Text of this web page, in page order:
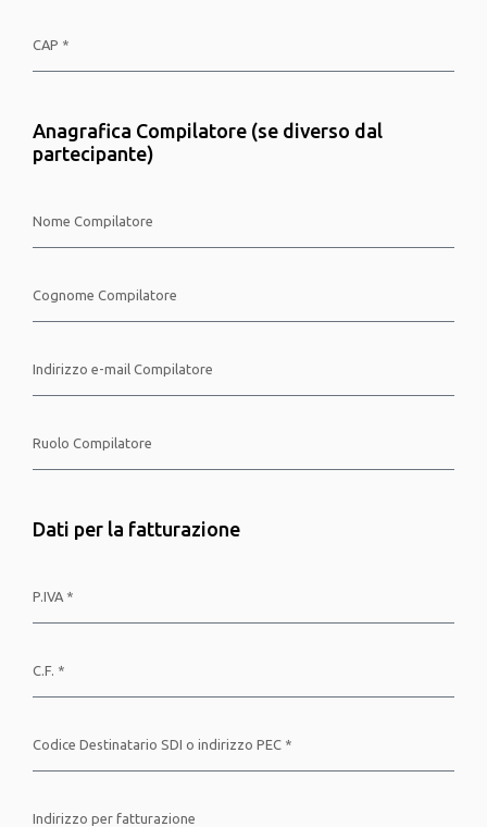
Anagrafica Compilatore (se diverso dal
partecipante)
Dati per la fatturazione